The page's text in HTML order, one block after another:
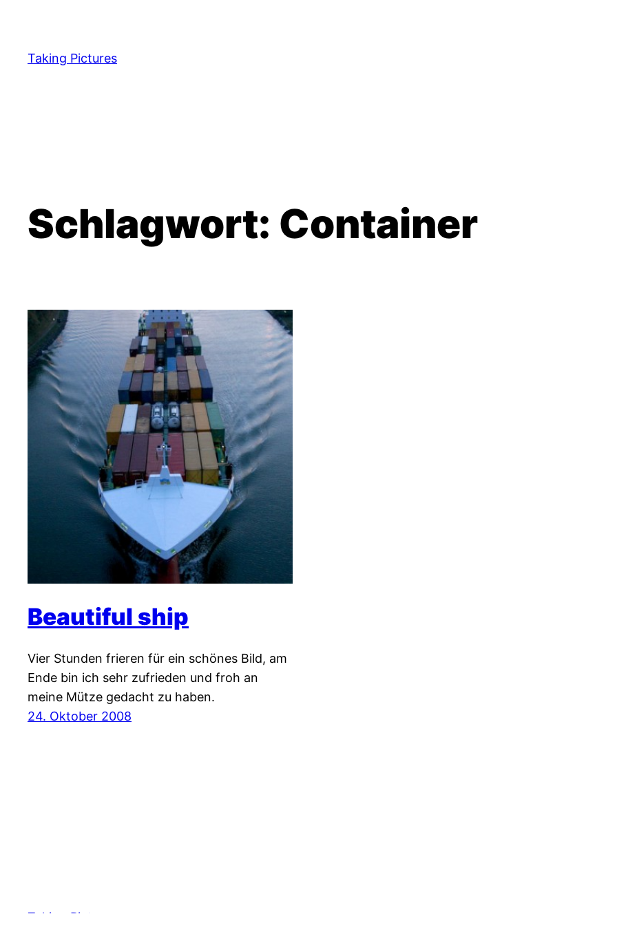
springen
Taking Pictures
Schlagwort: Container
Beautiful ship
Vier Stunden frieren für ein schönes Bild, am
Ende bin ich sehr zufrieden und froh an
meine Mütze gedacht zu haben.
24. Oktober 2008
Taking Pictures